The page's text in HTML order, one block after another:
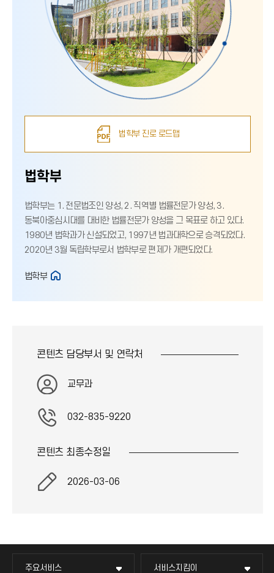
법학부 진로 로드맵
법학부
법학부는 1. 전문법조인 양성, 2. 직역별 법률전문가 양성, 3.
동북아중심시대를 대비한 법률전문가 양성을 그 목표로 하고 있다.
1980년 법학과가 신설되었고, 1997년 법과대학으로 승격되었다.
2020년 3월 독립학부로서 법학부로 편제가 개편되었다.
법학부
콘텐츠 담당부서 및 연락처
교무과
032-835-9220
콘텐츠 최종수정일
2026-03-06
주요서비스 서비스지킴이